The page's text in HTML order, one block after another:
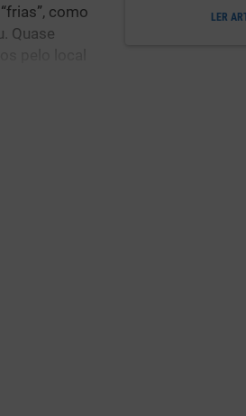
como
Quase
pelo local
droga,
LER